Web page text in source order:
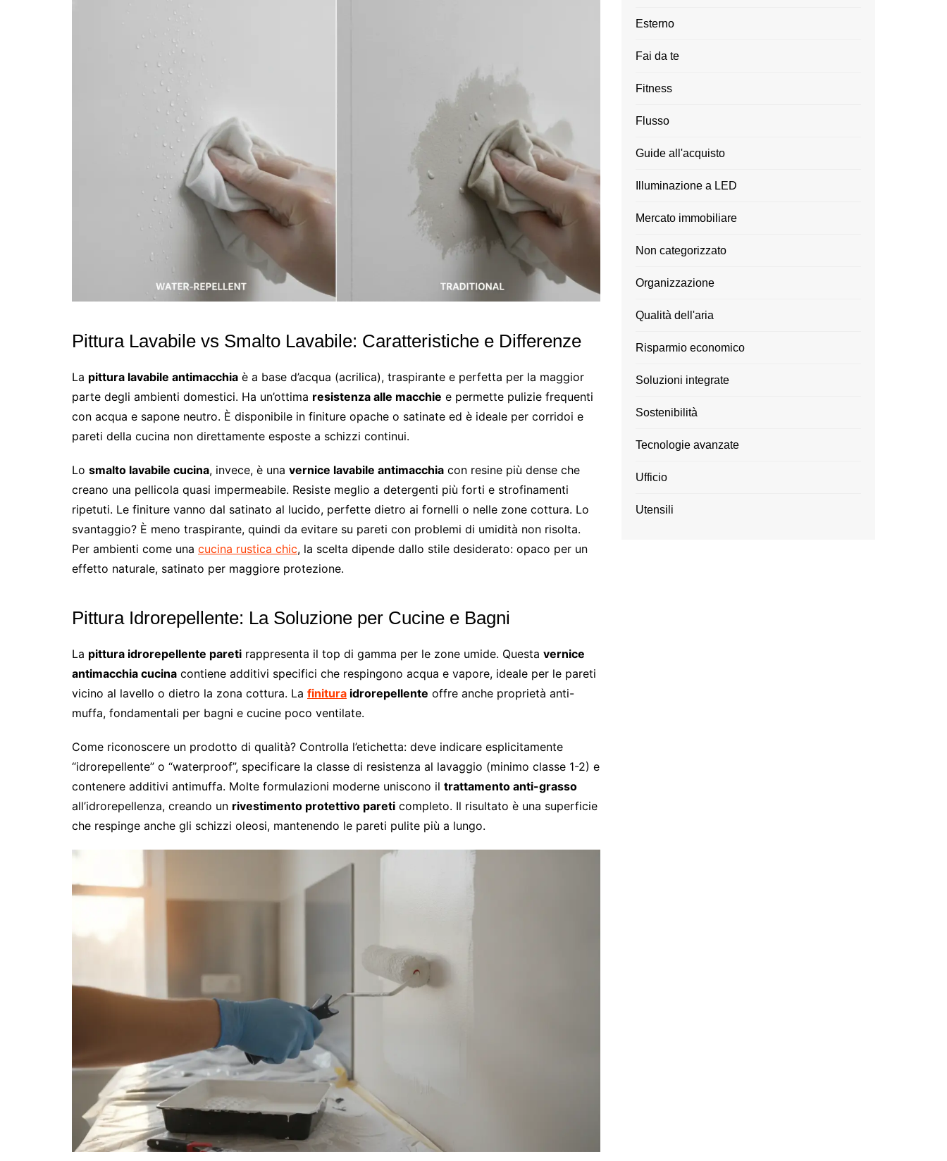
Pittura Lavabile vs Smalto Lavabile: Caratteristiche e Differenze
La pittura lavabile antimacchia è a base d’acqua (acrilica), traspirante e perfetta per la maggior
parte degli ambienti domestici. Ha un’ottima resistenza alle macchie e permette pulizie frequenti
con acqua e sapone neutro. È disponibile in finiture opache o satinate ed è ideale per corridoi e
pareti della cucina non direttamente esposte a schizzi continui.
Lo smalto lavabile cucina, invece, è una vernice lavabile antimacchia con resine più dense che
creano una pellicola quasi impermeabile. Resiste meglio a detergenti più forti e strofinamenti
ripetuti. Le finiture vanno dal satinato al lucido, perfette dietro ai fornelli o nelle zone cottura. Lo
svantaggio? È meno traspirante, quindi da evitare su pareti con problemi di umidità non risolta.
Per ambienti come una cucina rustica chic, la scelta dipende dallo stile desiderato: opaco per un
effetto naturale, satinato per maggiore protezione.
Pittura Idrorepellente: La Soluzione per Cucine e Bagni
La pittura idrorepellente pareti rappresenta il top di gamma per le zone umide. Questa vernice
antimacchia cucina contiene additivi specifici che respingono acqua e vapore, ideale per le pareti
vicino al lavello o dietro la zona cottura. La finitura idrorepellente offre anche proprietà anti-
muffa, fondamentali per bagni e cucine poco ventilate.
Come riconoscere un prodotto di qualità? Controlla l’etichetta: deve indicare esplicitamente
“idrorepellente” o “waterproof”, specificare la classe di resistenza al lavaggio (minimo classe 1-2) e
contenere additivi antimuffa. Molte formulazioni moderne uniscono il trattamento anti-grasso
all’idrorepellenza, creando un rivestimento protettivo pareti completo. Il risultato è una superficie
che respinge anche gli schizzi oleosi, mantenendo le pareti pulite più a lungo.
Esterno
Fai da te
Fitness
Flusso
Guide all'acquisto
Illuminazione a LED
Mercato immobiliare
Non categorizzato
Organizzazione
Qualità dell'aria
Risparmio economico
Soluzioni integrate
Sostenibilità
Tecnologie avanzate
Ufficio
Utensili